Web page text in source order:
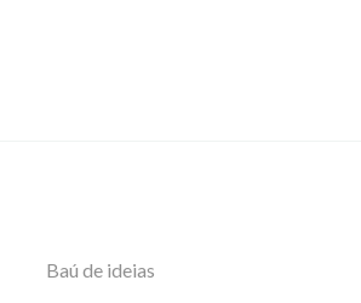
Baú de ideias